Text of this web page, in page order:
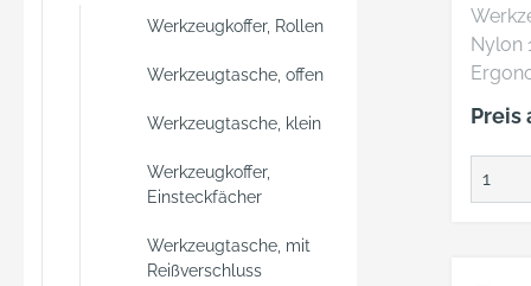
Werkzeugkoffer, Rollen
Werkzeugtasche, offen
Werkzeugtasche, klein
Werkzeugkoffer,
Einsteckfächer
Werkzeugtasche, mit
Reißverschluss
Nylon
•
mit
Preis